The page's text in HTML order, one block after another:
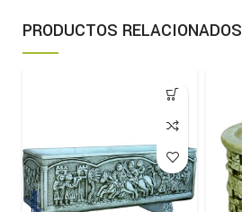
PRODUCTOS RELACIONADOS